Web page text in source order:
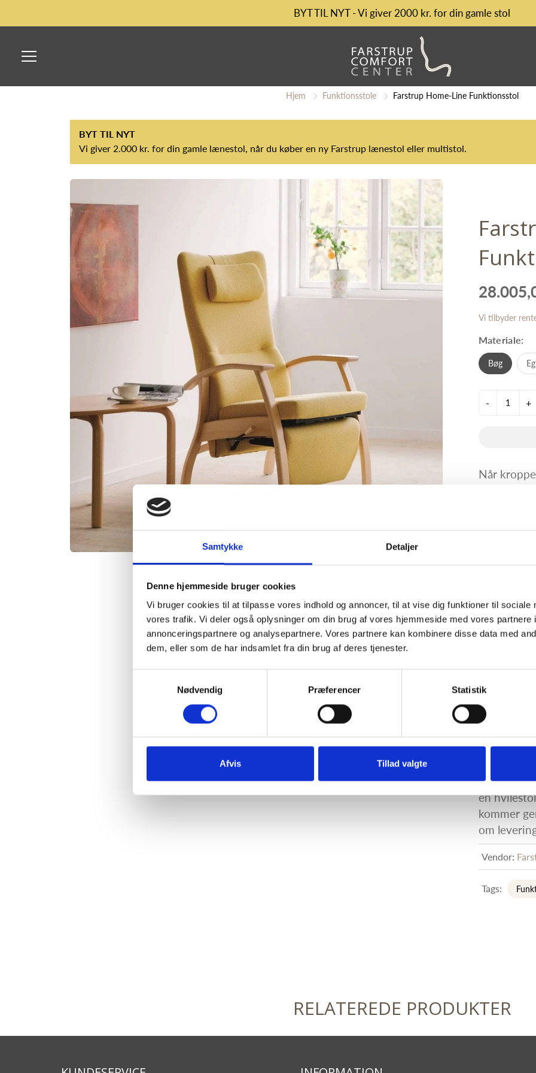
Samtykke Detaljer
Denne hjemmeside bruger cookies
Vi bruger cookies til at tilpasse vores indhold og annoncer, til at vise dig funktioner til sociale
vores trafik. Vi deler også oplysninger om din brug af vores hjemmeside med vores partnere
annonceringspartnere og analysepartnere. Vores partnere kan kombinere disse data med
dem, eller som de har indsamlet fra din brug af deres tjenester.
Nødvendig
Præferencer Statistik
Afvis Tillad valgte
BYT TIL NYT - Vi giver 2000 kr. for din gamle stol
Press
space
Hjem Funktionsstole Farstrup Home-Line Funktionsstol
BYT TIL NYT
Vi giver 2.000 kr. for din gamle lænestol, når du køber en ny Farstrup lænestol eller multistol.
Vi tilbyder
Materiale:
Bøg Eg
- +
Når
behovet
hvor man
det
er her en
støtte i
kan
F.eks. kan
stolen,
kan stolen
fodplade
fås i
selv
billederne
775.
en
kommer
om
Vendor:
Tags:
RELATEREDE PRODUKTER